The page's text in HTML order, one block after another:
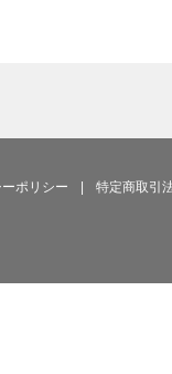
ポリシー 特定商取引